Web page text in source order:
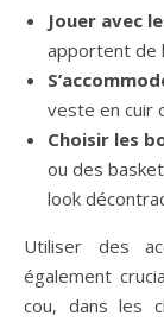
Jouer avec
apportent de
veste en cuir
Choisir les
ou des
look
Utiliser des
également
cou, dans les